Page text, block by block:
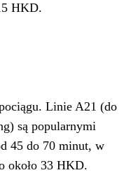
HKD.
Linie A21 (do
są popularnymi
45 do 70 minut, w
około 33 HKD.